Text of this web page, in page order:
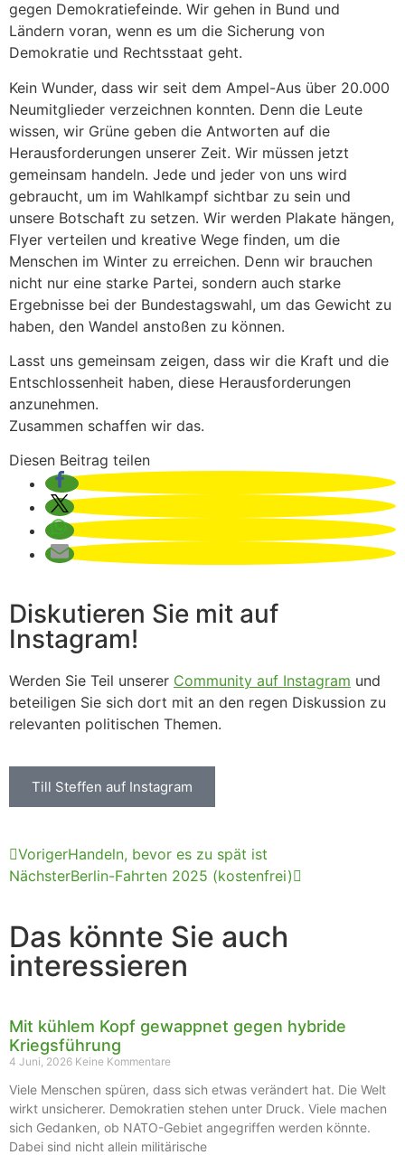
gegen Demokratiefeinde. Wir gehen in Bund und
Ländern voran, wenn es um die Sicherung von
Demokratie und Rechtsstaat geht.
Kein Wunder, dass wir seit dem Ampel-Aus über 20.000
Neumitglieder verzeichnen konnten. Denn die Leute
wissen, wir Grüne geben die Antworten auf die
Herausforderungen unserer Zeit. Wir müssen jetzt
gemeinsam handeln. Jede und jeder von uns wird
gebraucht, um im Wahlkampf sichtbar zu sein und
unsere Botschaft zu setzen. Wir werden Plakate hängen,
Flyer verteilen und kreative Wege finden, um die
Menschen im Winter zu erreichen. Denn wir brauchen
nicht nur eine starke Partei, sondern auch starke
Ergebnisse bei der Bundestagswahl, um das Gewicht zu
haben, den Wandel anstoßen zu können.
Lasst uns gemeinsam zeigen, dass wir die Kraft und die
Entschlossenheit haben, diese Herausforderungen
anzunehmen.
Zusammen schaffen wir das.
Diesen Beitrag teilen
Diskutieren Sie mit auf
Instagram!
Werden Sie Teil unserer Community auf Instagram und
beteiligen Sie sich dort mit an den regen Diskussion zu
relevanten politischen Themen.
Till Steffen auf Instagram
VorigerHandeln, bevor es zu spät ist
NächsterBerlin-Fahrten 2025 (kostenfrei)
Das könnte Sie auch
interessieren
Mit kühlem Kopf gewappnet gegen hybride
Kriegsführung
4 Juni, 2026 Keine Kommentare
Viele Menschen spüren, dass sich etwas verändert hat. Die Welt
wirkt unsicherer. Demokratien stehen unter Druck. Viele machen
sich Gedanken, ob NATO-Gebiet angegriffen werden könnte.
Dabei sind nicht allein militärische